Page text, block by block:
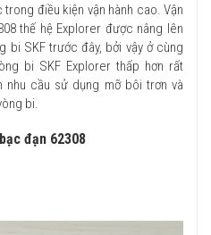
điều kiện vận hành cao. Vận
thế hệ Explorer được nâng lên
bi SKF trước đây, bởi vậy ở cùng
bi SKF Explorer thấp hơn rất
nhu cầu sử dụng mỡ bôi trơn và
bi.
đạn 62308